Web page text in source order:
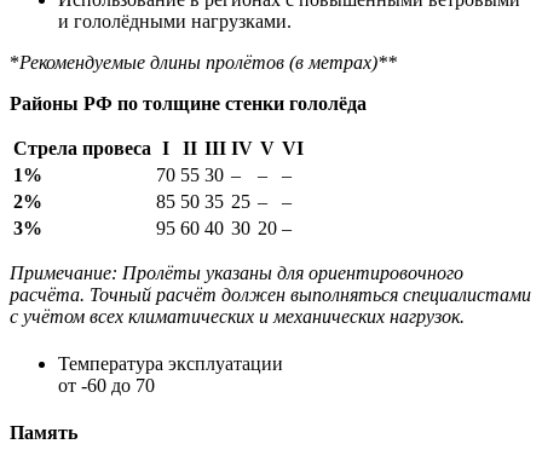
и гололёдными нагрузками.
*Рекомендуемые длины пролётов (в метрах)**
Районы РФ по толщине стенки гололёда
Стрела провеса I II III IV V VI
1%
70 55 30 – –
–
2%
85 50 35 25 –
–
3%
95 60 40 30 20 –
Примечание: Пролёты указаны для ориентировочного
расчёта. Точный расчёт должен выполняться специалистами
с учётом всех климатических и механических нагрузок.
Температура эксплуатации
от -60 до 70
Память